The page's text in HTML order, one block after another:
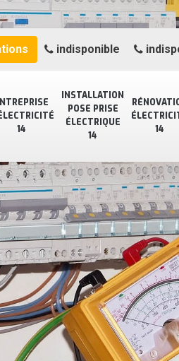
14
INSTALLATION
POSE PRISE
ÉLECTRIQUE
14
14
indisponible